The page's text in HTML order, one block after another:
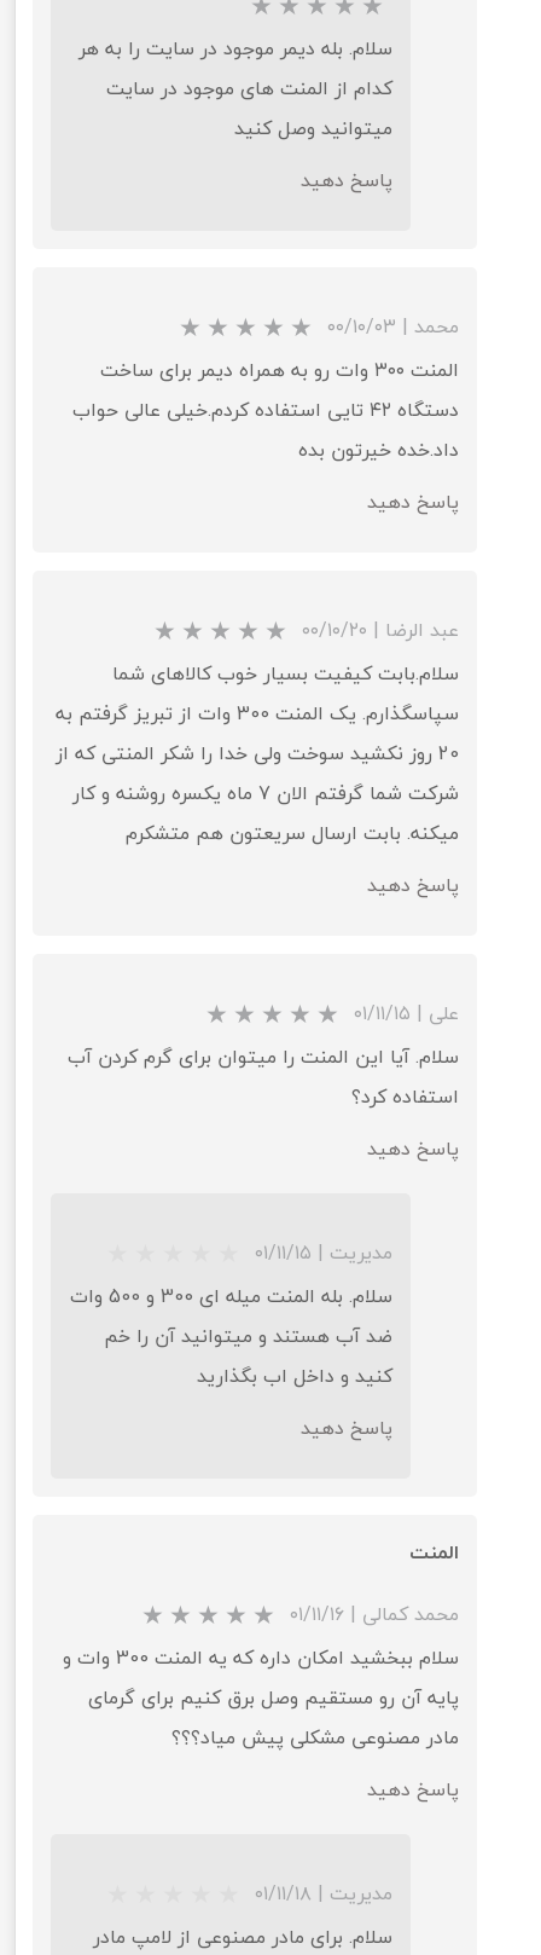
★★
سلام. بله دیمر موجود در سایت را به هر
کدام از المنت های موجود در سایت
میتوانید وصل کنید
پاسخ دهید
محمد | ۰۰/۱۰/۰۳
المنت ۳۰۰ وات رو به همراه دیمر برای ساخت
دستگاه ۴۲ تایی استفاده کردم.خیلی عالی حواب
داد.خده خیرتون بده
پاسخ دهید
عبد الرضا | ۰۰/۱۰/۲۰
سلام.بابت کیفیت بسیار خوب کالاهای شما
سپاسگذارم. یک المنت 300 وات از تبریز گرفتم به
20 روز نکشید سوخت ولی خدا را شکر المنتی که از
شرکت شما گرفتم الان 7 ماه یکسره روشنه و کار
میکنه. بابت ارسال سریعتون هم متشکرم
پاسخ دهید
علی | ۰۱/۱۱/۱۵
سلام. آیا این المنت را میتوان برای گرم کردن آب
استفاده کرد؟
پاسخ دهید
مدیریت | ۰۱/۱۱/۱۵
سلام. بله المنت میله ای 300 و 500 وات
ضد آب هستند و میتوانید آن را خم
کنید و داخل اب بگذارید
پاسخ دهید
المنت
محمد کمالی | ۰۱/۱۱/۱۶
سلام ببخشید امکان داره که یه المنت 300 وات و
پایه آن رو مستقیم وصل برق کنیم برای گرمای
مادر مصنوعی مشکلی پیش میاد؟؟؟
پاسخ دهید
مدیریت | ۰۱/۱۱/۱۸
سلام. برای مادر مصنوعی از لامپ مادر